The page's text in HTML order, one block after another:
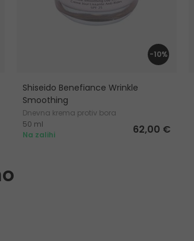
-10%
Shiseido Benefiance Wrinkle
Smoothing
Dnevna krema protiv bora
50 ml
Na zalihi
62,00 €